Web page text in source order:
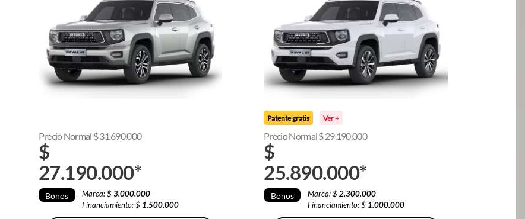
Precio Normal$31.690.000
$
27.190.000*
Bonos Marca: $3.000.000
Financiamiento: $ 1.500.000
Patente gratis Ver +
Precio Normal$29.190.000
$
25.890.000*
Bonos Marca: $ 2.300.000
Financiamiento: $ 1.000.000